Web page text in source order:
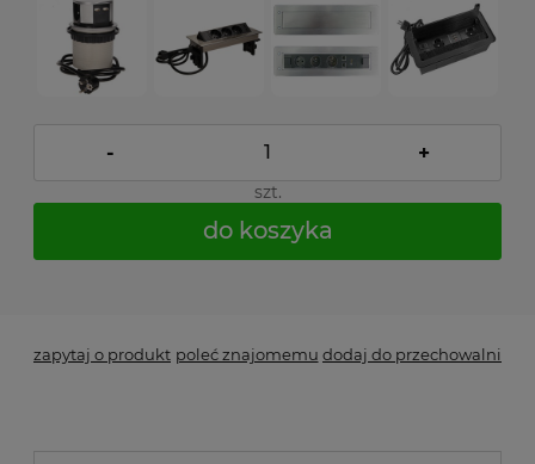
- +
szt.
do koszyka
zapytaj o produkt poleć znajomemu dodaj do przechowalni